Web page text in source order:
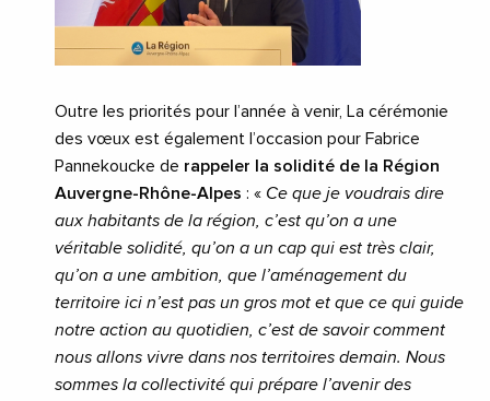
Outre les priorités pour l’année à venir, La cérémonie
des vœux est également l’occasion pour Fabrice
Pannekoucke de rappeler la solidité de la Région
Auvergne-Rhône-Alpes : « Ce que je voudrais dire
aux habitants de la région, c’est qu’on a une
véritable solidité, qu’on a un cap qui est très clair,
qu’on a une ambition, que l’aménagement du
territoire ici n’est pas un gros mot et que ce qui guide
notre action au quotidien, c’est de savoir comment
nous allons vivre dans nos territoires demain. Nous
sommes la collectivité qui prépare l’avenir des